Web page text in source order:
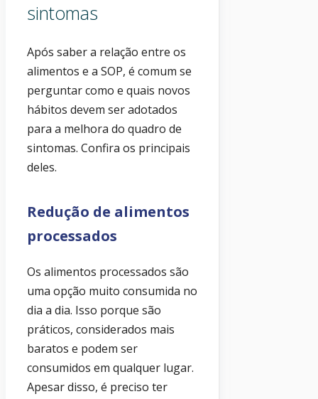
sintomas
Após saber a relação entre os
alimentos e a SOP, é comum se
perguntar como e quais novos
hábitos devem ser adotados
para a melhora do quadro de
sintomas. Confira os principais
deles.
Redução de alimentos
processados
Os alimentos processados são
uma opção muito consumida no
dia a dia. Isso porque são
práticos, considerados mais
baratos e podem ser
consumidos em qualquer lugar.
Apesar disso, é preciso ter